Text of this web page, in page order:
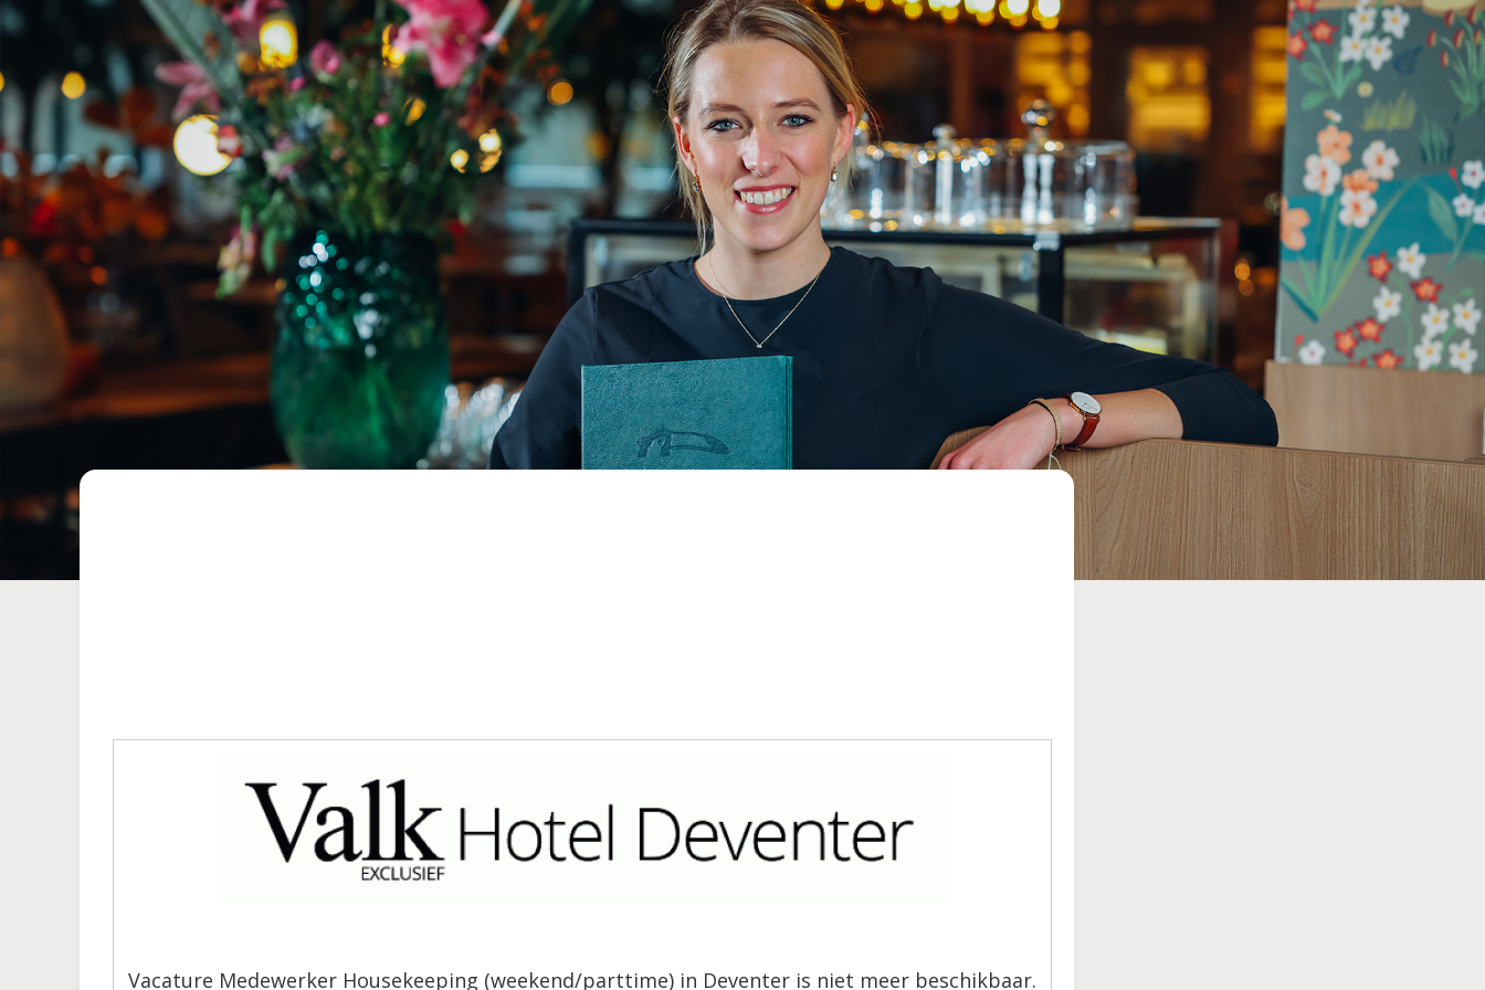
Vacature Medewerker Housekeeping (weekend/parttime) in Deventer is niet meer beschikbaar.